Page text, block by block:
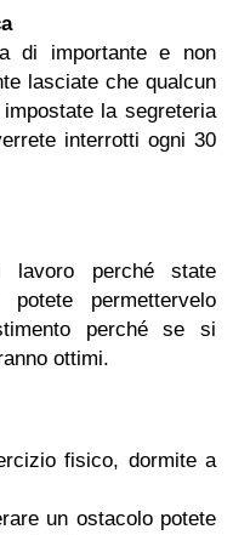
di importante e non
lasciate che qualcun
la segreteria
interrotti ogni 30
lavoro perché state
permettervelo
perché se si
ottimi.
fisico, dormite a
un ostacolo potete